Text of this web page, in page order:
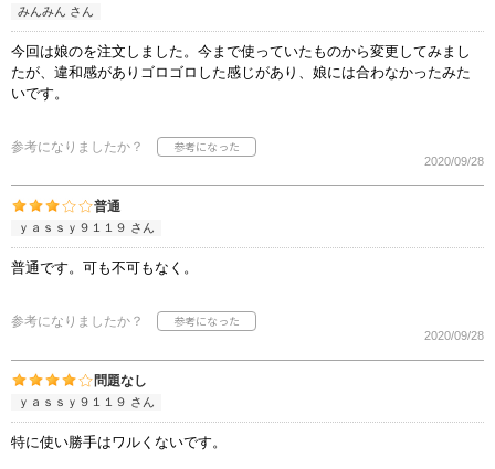
みんみん さん
今回は娘のを注文しました。今まで使っていたものから変更してみまし
たが、違和感がありゴロゴロした感じがあり、娘には合わなかったみた
いです。
参考になりましたか？
2020/09/28
普通
ｙａｓｓｙ９１１９ さん
普通です。可も不可もなく。
参考になりましたか？
2020/09/28
問題なし
ｙａｓｓｙ９１１９ さん
特に使い勝手はワルくないです。